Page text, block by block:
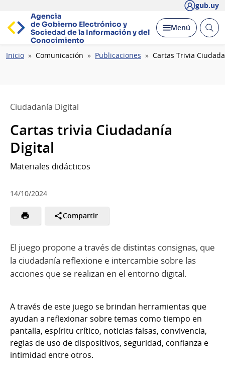
gub.uy
Agencia
de Gobierno Electrónico y
Sociedad de la Información y del
Conocimiento
Desplegar
Menú Abrir
Ruta
Inicio Comunicación Publicaciones Cartas Trivia
Ciudadanía Digital
Cartas trivia Ciudadanía
Digital
Materiales didácticos
14/10/2024
Compartir
El juego propone a través de distintas consignas, que
la ciudadanía reflexione e intercambie sobre las
acciones que se realizan en el entorno digital.
A través de este juego se brindan herramientas que
ayudan a reflexionar sobre temas como tiempo en
pantalla, espíritu crítico, noticias falsas, convivencia,
reglas de uso de dispositivos, seguridad, confianza e
intimidad entre otros.